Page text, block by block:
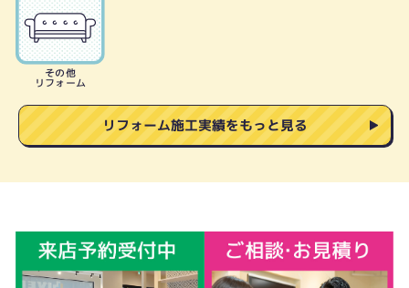
その他
リフォーム
リフォーム施工実績をもっと見る